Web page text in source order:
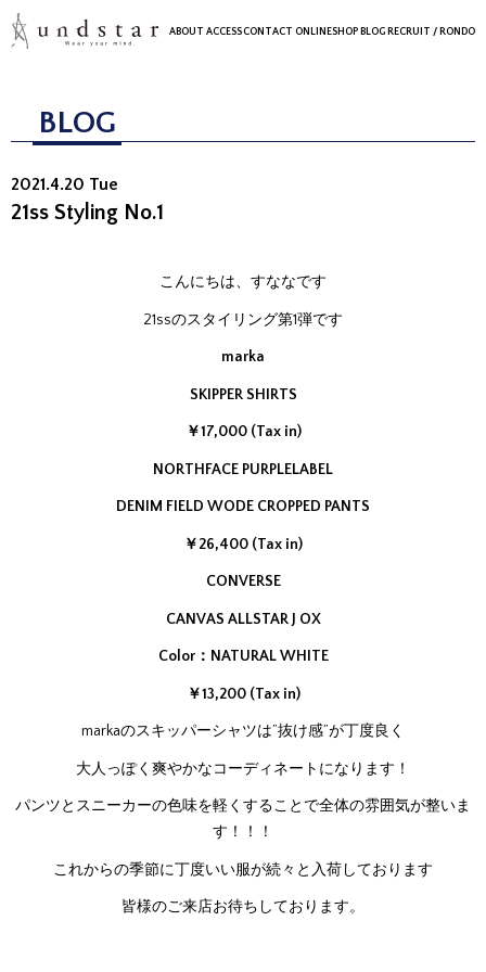
ABOUT ACCESSCONTACT ONLINESHOP BLOG RECRUIT / RONDO
BLOG
2021.4.20 Tue
21ss Styling No.1
こんにちは、すななです
21ssのスタイリング第1弾です
marka
SKIPPER SHIRTS
￥17,000 (Tax in)
NORTHFACE PURPLELABEL
DENIM FIELD WODE CROPPED PANTS
￥26,400 (Tax in)
CONVERSE
CANVAS ALLSTAR J OX
Color：NATURAL WHITE
￥13,200 (Tax in)
markaのスキッパーシャツは”抜け感”が丁度良く
大人っぽく爽やかなコーディネートになります！
パンツとスニーカーの色味を軽くすることで全体の雰囲気が整いま
す！！！
これからの季節に丁度いい服が続々と入荷しております
皆様のご来店お待ちしております。